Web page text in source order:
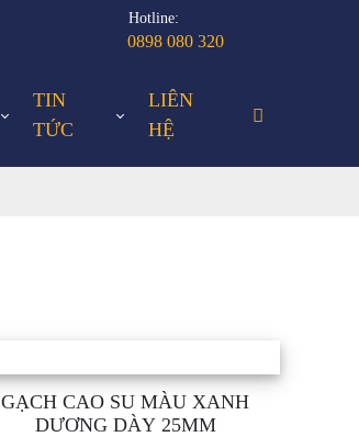
Hotline:
0898 080 320
TIN
TỨC
LIÊN
HỆ
GẠCH CAO SU MÀU XANH
DƯƠNG DÀY 25MM